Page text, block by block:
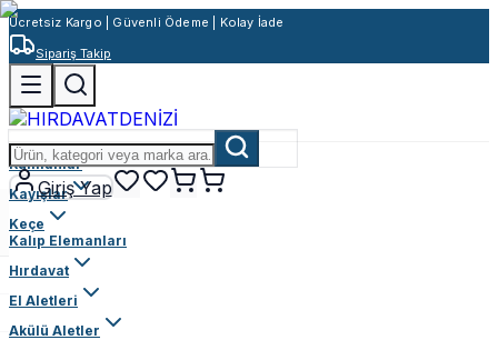
Ücretsiz Kargo | Güvenli Ödeme | Kolay İade
Sipariş Takip
Giriş Yap
Rulmanlar
Kayışlar
Keçe
Kalıp Elemanları
Hırdavat
El Aletleri
Akülü Aletler